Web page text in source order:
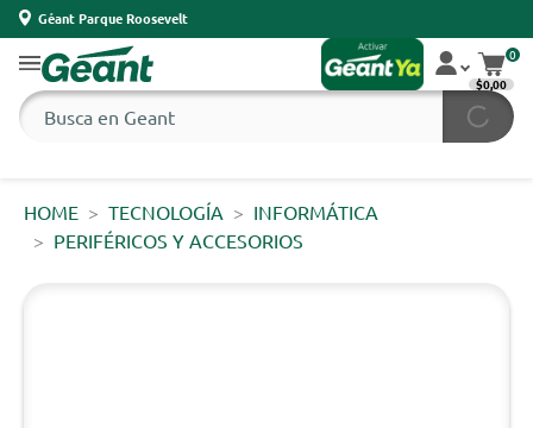
Géant Parque Roosevelt
0
$0,00
HOME TECNOLOGÍA
INFORMÁTICA
PERIFÉRICOS Y ACCESORIOS